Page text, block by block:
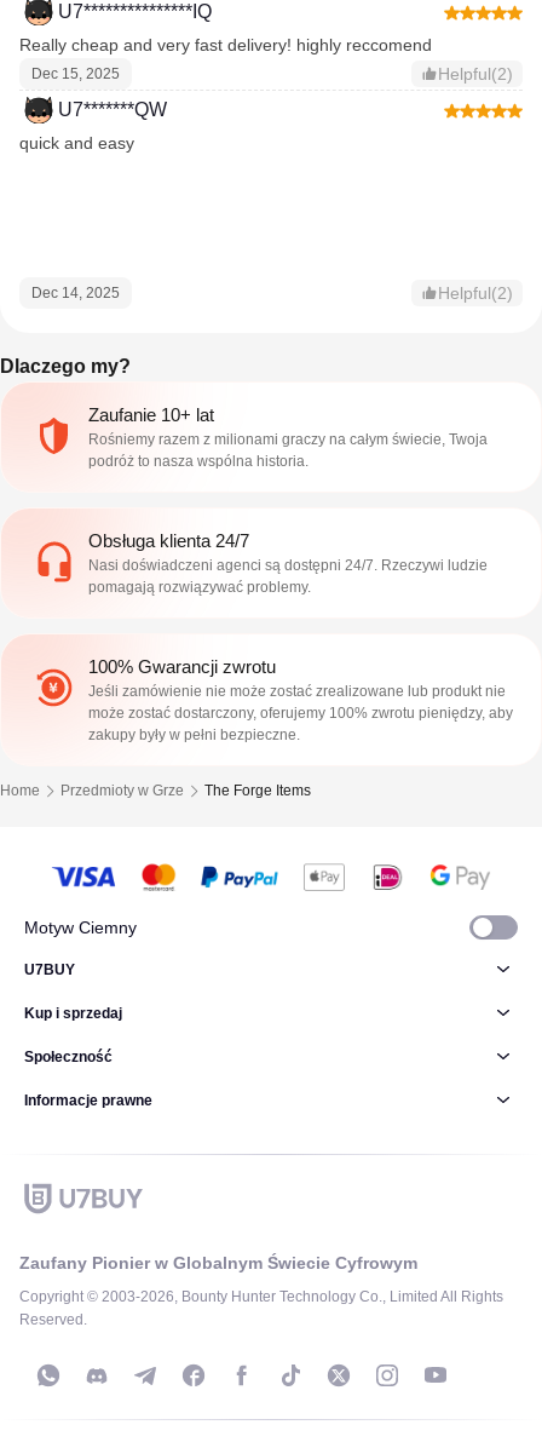
U7***************IQ
Really cheap and very fast delivery! highly reccomend
Dec 15, 2025 Helpful(2)
U7*******QW
quick and easy
Dec 14, 2025 Helpful(2)
Dlaczego my?
Zaufanie 10+ lat
Rośniemy razem z milionami graczy na całym świecie, Twoja
podróż to nasza wspólna historia.
Obsługa klienta 24/7
Nasi doświadczeni agenci są dostępni 24/7. Rzeczywi ludzie
pomagają rozwiązywać problemy.
100% Gwarancji zwrotu
Jeśli zamówienie nie może zostać zrealizowane lub produkt nie
może zostać dostarczony, oferujemy 100% zwrotu pieniędzy, aby
zakupy były w pełni bezpieczne.
Home Przedmioty w Grze The Forge Items
Motyw Ciemny
Zaufany Pionier w Globalnym Świecie Cyfrowym
Copyright © 2003-2026, Bounty Hunter Technology Co., Limited All Rights
Reserved.
U7BUY
Kup i sprzedaj
Społeczność
Informacje prawne